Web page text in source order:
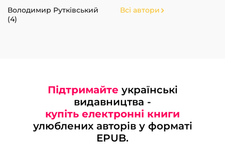
Володимир Рутківський
(4)
Всі автори
Підтримайте українські
видавництва -
купіть електронні книги
улюблених авторів у форматі
EPUB.